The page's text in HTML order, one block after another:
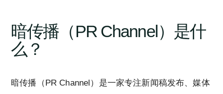
暗传播（PR Channel）是什
么？
暗传播（PR Channel）是一家专注新闻稿发布、媒体